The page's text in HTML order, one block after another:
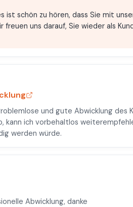
ist schön zu hören, dass Sie mit
freuen uns darauf, Sie wieder als
und gute Abwicklung des
kann ich vorbehaltlos
werden würde.
Abwicklung, danke